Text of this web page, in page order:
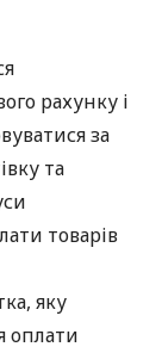
рахунку і
за
та
товарів
яку
оплати